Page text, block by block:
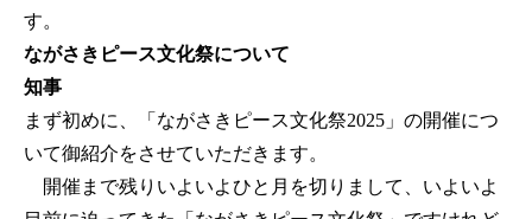
す。
ながさきピース文化祭について
知事
まず初めに、「ながさきピース文化祭2025」の開催につ
いて御紹介をさせていただきます。
開催まで残りいよいよひと月を切りまして、いよいよ